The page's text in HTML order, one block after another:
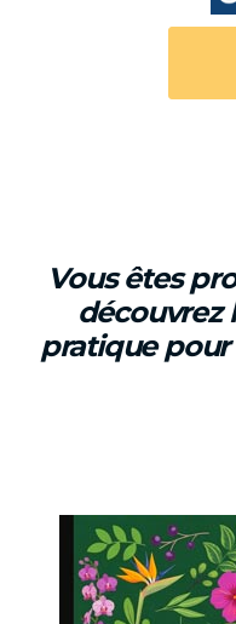
Vous êtes
découvrez
pratique pour